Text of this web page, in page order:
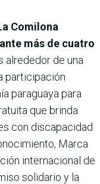
Comilona
más de cuatro
alrededor de una
participación
paraguaya para
que brinda
con discapacidad
Marca
internacional de
solidario y la